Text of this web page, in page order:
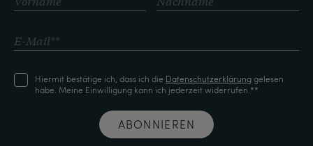
Hiermit bestätige ich, dass ich die Daten­schutz­erklärunggelesen
habe. Meine Einwilligung kann ich jederzeit widerrufen.**
ABONNIEREN